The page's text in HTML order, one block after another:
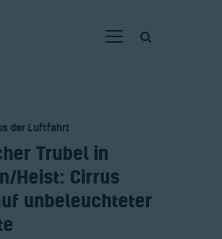
der Luftfahrt
Trubel in
Heist: Cirrus
unbeleuchteter